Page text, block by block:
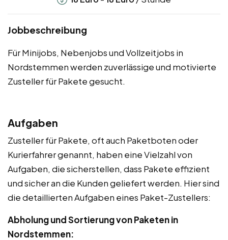
Jobbeschreibung
Für Minijobs, Nebenjobs und Vollzeitjobs in
Nordstemmen werden zuverlässige und motivierte
Zusteller für Pakete gesucht.
Aufgaben
Zusteller für Pakete, oft auch Paketboten oder
Kurierfahrer genannt, haben eine Vielzahl von
Aufgaben, die sicherstellen, dass Pakete effizient
und sicher an die Kunden geliefert werden. Hier sind
die detaillierten Aufgaben eines Paket-Zustellers:
Abholung und Sortierung von Paketen in
Nordstemmen: